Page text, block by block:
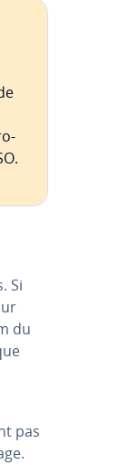
Si
du
pas